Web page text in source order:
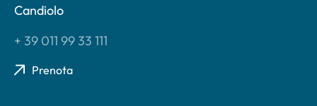
Candiolo
+ 39 011 99 33 111
Prenota